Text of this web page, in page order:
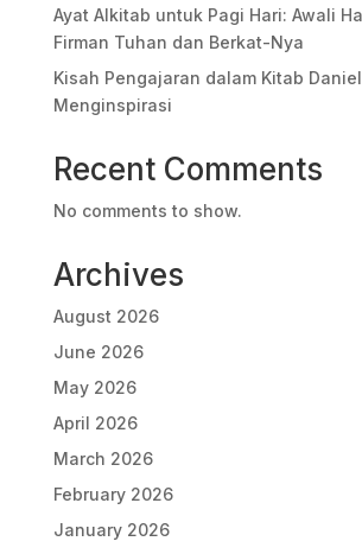
Ayat Alkitab untuk Pagi Hari: Awali
Firman Tuhan dan Berkat-Nya
Kisah Pengajaran dalam Kitab
Menginspirasi
Recent Comments
No comments to show.
Archives
August 2026
June 2026
May 2026
April 2026
March 2026
February 2026
January 2026